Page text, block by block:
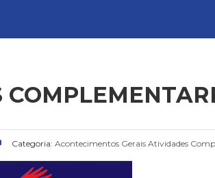
Categoria: Acontecimentos Gerais Atividades